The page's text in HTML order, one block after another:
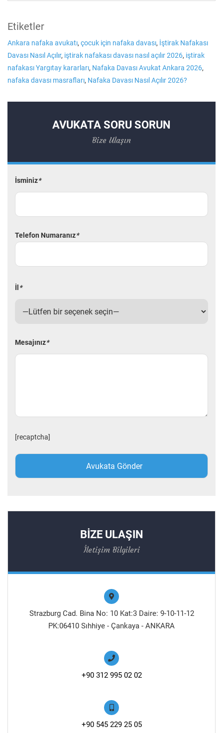
Etiketler
Ankara nafaka avukatı, çocuk için nafaka davası, İştirak Nafakası
Davası Nasıl Açılır, iştirak nafakası davası nasıl açılır 2026, iştirak
nafakası Yargıtay kararları, Nafaka Davası Avukat Ankara 2026,
nafaka davası masrafları, Nafaka Davası Nasıl Açılır 2026?
AVUKATA SORU SORUN
Bize Ulaşın
İsminiz*
Telefon Numaranız*
İl *
Mesajınız*
[recaptcha]
BİZE ULAŞIN
İletişim Bilgileri
Strazburg Cad. Bina No: 10 Kat:3 Daire: 9-10-11-12
PK:06410 Sıhhiye - Çankaya - ANKARA
+90 312 995 02 02
+90 545 229 25 05